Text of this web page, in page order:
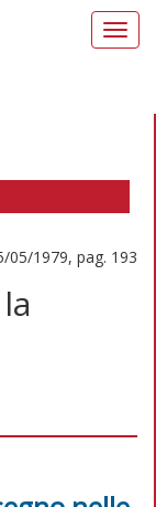
05/1979, pag. 193